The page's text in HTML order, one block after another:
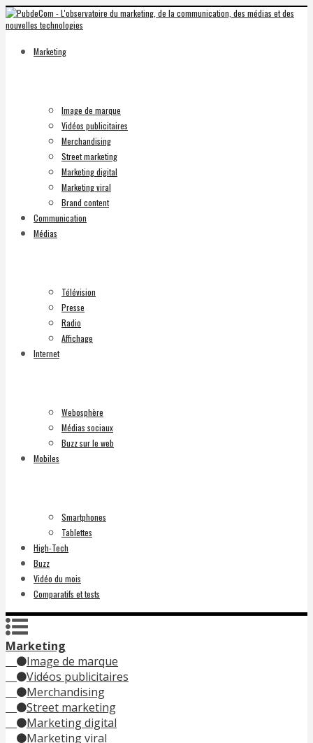
Marketing
Image de marque
Vidéos publicitaires
Merchandising
Street marketing
Marketing digital
Marketing viral
Brand content
Communication
Médias
Télévision
Presse
Radio
Affichage
Internet
Webosphère
Médias sociaux
Buzz sur le web
Mobiles
Smartphones
Tablettes
High-Tech
Buzz
Vidéo du mois
Comparatifs et tests
Marketing
Image de marque
Vidéos publicitaires
Merchandising
Street marketing
Marketing digital
Marketing viral